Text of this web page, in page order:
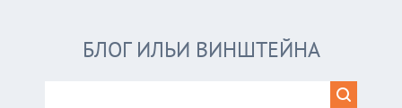
БЛОГ ИЛЬИ ВИНШТЕЙНА